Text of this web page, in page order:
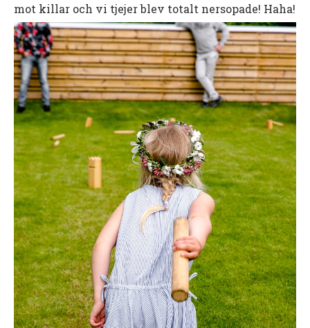
mot killar och vi tjejer blev totalt nersopade! Haha!